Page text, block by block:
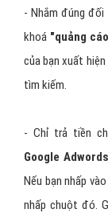
- Nhắm đúng
khoá "quảng
của bạn xuất
tìm kiếm.
- Chỉ trả tiền
Google Adwords
Nếu bạn nhấp
nhấp chuột đó.